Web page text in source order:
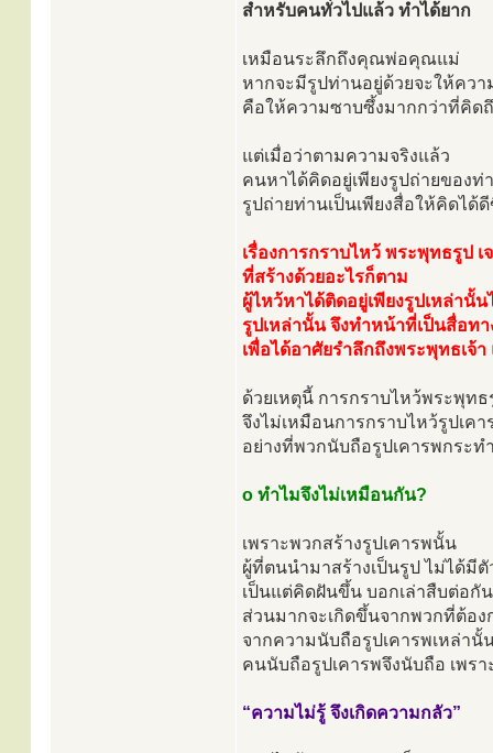
สำหรับคนทั่วไปแล้ว ทำได้ยาก
เหมือนระลึกถึงคุณพ่อคุณแม่
หากจะมีรูปท่านอยู่ด้วยจะให้คว
คือให้ความซาบซึ้งมากกว่าที่คิด
แต่เมื่อว่าตามความจริงแล้ว
คนหาได้คิดอยู่เพียงรูปถ่ายของท่
รูปถ่ายท่านเป็นเพียงสื่อให้คิดได้
เรื่องการกราบไหว้ พระพุทธรูป เ
ที่สร้างด้วยอะไรก็ตาม
ผู้ไหว้หาได้ติดอยู่เพียงรูปเหล่านั้น
รูปเหล่านั้น จึงทำหน้าที่เป็นสื่อทา
เพื่อได้อาศัยรำลึกถึงพระพุทธเจ้
ด้วยเหตุนี้ การกราบไหว้พระพุทธ
จึงไม่เหมือนการกราบไหว้รูปเคา
อย่างที่พวกนับถือรูปเคารพกระท
o ทำไมจึงไม่เหมือนกัน?
เพราะพวกสร้างรูปเคารพนั้น
ผู้ที่ตนนำมาสร้างเป็นรูป ไม่ได้มีตั
เป็นแต่คิดฝันขึ้น บอกเล่าสืบต่อกั
ส่วนมากจะเกิดขึ้นจากพวกที่ต้อง
จากความนับถือรูปเคารพเหล่า
คนนับถือรูปเคารพจึงนับถือ เพรา
“ความไม่รู้ จึงเกิดความกลัว”